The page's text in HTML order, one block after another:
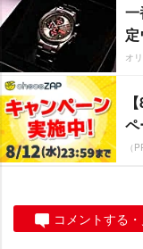
オ
ペ
（
コメントする